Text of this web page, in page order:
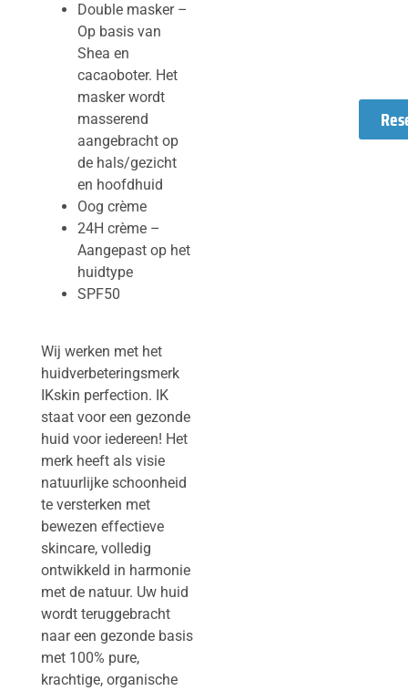
Double masker –
Op basis van
Shea en
cacaoboter. Het
masker wordt
masserend
aangebracht op
de hals/gezicht
en hoofdhuid
Oog crème
24H crème –
Aangepast op het
huidtype
SPF50
Wij werken met het
huidverbeteringsmerk
IKskin perfection. IK
staat voor een gezonde
huid voor iedereen! Het
merk heeft als visie
natuurlijke schoonheid
te versterken met
bewezen effectieve
skincare, volledig
ontwikkeld in harmonie
met de natuur. Uw huid
wordt teruggebracht
naar een gezonde basis
met 100% pure,
krachtige, organische